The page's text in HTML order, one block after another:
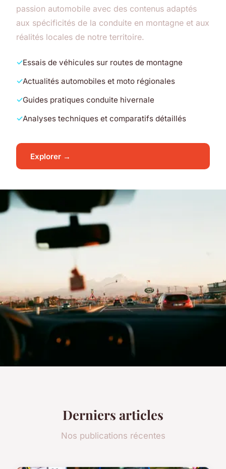
passion automobile avec des contenus adaptés
aux spécificités de la conduite en montagne et aux
réalités locales de notre territoire.
Essais de véhicules sur routes de montagne
Actualités automobiles et moto régionales
Guides pratiques conduite hivernale
Analyses techniques et comparatifs détaillés
Explorer →
Derniers articles
Nos publications récentes